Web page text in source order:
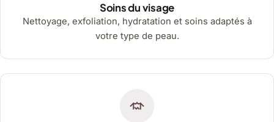
Soins du visage
Nettoyage, exfoliation, hydratation et soins adaptés à
votre type de peau.